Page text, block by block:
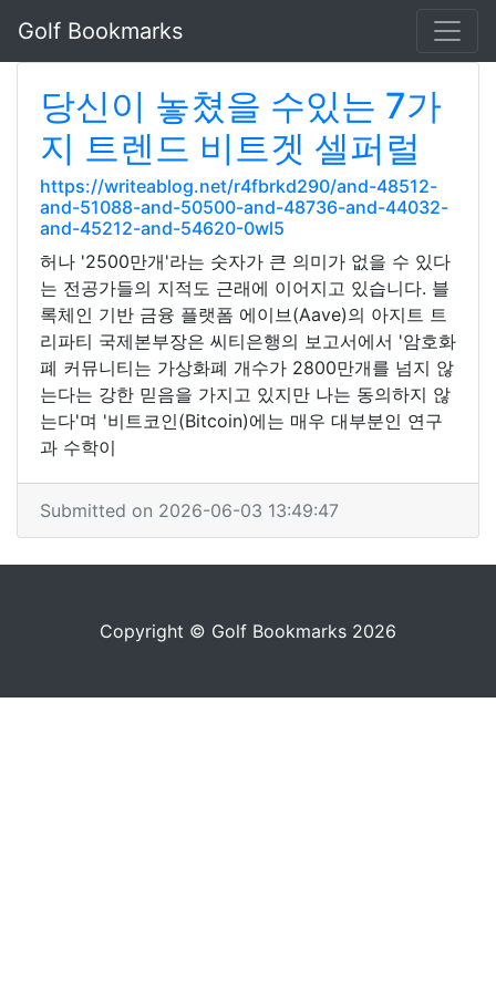
Golf Bookmarks
당신이 놓쳤을 수있는 7가
지 트렌드 비트겟 셀퍼럴
https://writeablog.net/r4fbrkd290/and-48512-
and-51088-and-50500-and-48736-and-44032-
and-45212-and-54620-0wl5
허나 '2500만개'라는 숫자가 큰 의미가 없을 수 있다
는 전공가들의 지적도 근래에 이어지고 있습니다. 블
록체인 기반 금융 플랫폼 에이브(Aave)의 아지트 트
리파티 국제본부장은 씨티은행의 보고서에서 '암호화
폐 커뮤니티는 가상화폐 개수가 2800만개를 넘지 않
는다는 강한 믿음을 가지고 있지만 나는 동의하지 않
는다'며 '비트코인(Bitcoin)에는 매우 대부분인 연구
과 수학이
Submitted on 2026-06-03 13:49:47
Copyright © Golf Bookmarks 2026